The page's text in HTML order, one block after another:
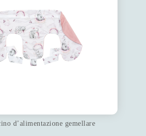
d’alimentazione gemellare